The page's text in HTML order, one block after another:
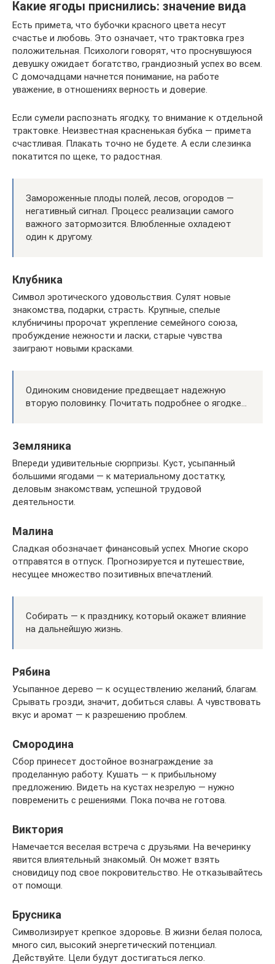
Какие ягоды приснились: значение вида
Есть примета, что бубочки красного цвета несут
счастье и любовь. Это означает, что трактовка грез
положительная. Психологи говорят, что проснувшуюся
девушку ожидает богатство, грандиозный успех во всем.
С домочадцами начнется понимание, на работе
уважение, в отношениях верность и доверие.
Если сумели распознать ягодку, то внимание к отдельной
трактовке. Неизвестная красненькая бубка — примета
счастливая. Плакать точно не будете. А если слезинка
покатится по щеке, то радостная.
Замороженные плоды полей, лесов, огородов —
негативный сигнал. Процесс реализации самого
важного затормозится. Влюбленные охладеют
один к другому.
Клубника
Символ эротического удовольствия. Сулят новые
знакомства, подарки, страсть. Крупные, спелые
клубничины пророчат укрепление семейного союза,
пробуждение нежности и ласки, старые чувства
заиграют новыми красками.
Одиноким сновидение предвещает надежную
вторую половинку. Почитать подробнее о ягодке…
Земляника
Впереди удивительные сюрпризы. Куст, усыпанный
большими ягодами — к материальному достатку,
деловым знакомствам, успешной трудовой
деятельности.
Малина
Сладкая обозначает финансовый успех. Многие скоро
отправятся в отпуск. Прогнозируется и путешествие,
несущее множество позитивных впечатлений.
Собирать — к празднику, который окажет влияние
на дальнейшую жизнь.
Рябина
Усыпанное дерево — к осуществлению желаний, благам.
Срывать грозди, значит, добиться славы. А чувствовать
вкус и аромат — к разрешению проблем.
Смородина
Сбор принесет достойное вознаграждение за
проделанную работу. Кушать — к прибыльному
предложению. Видеть на кустах незрелую — нужно
повременить с решениями. Пока почва не готова.
Виктория
Намечается веселая встреча с друзьями. На вечеринку
явится влиятельный знакомый. Он может взять
сновидицу под свое покровительство. Не отказывайтесь
от помощи.
Брусника
Символизирует крепкое здоровье. В жизни белая полоса,
много сил, высокий энергетический потенциал.
Действуйте. Цели будут достигаться легко.